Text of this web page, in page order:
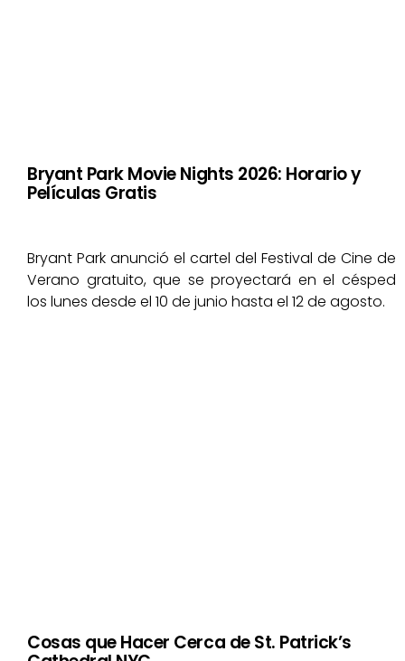
Bryant Park Movie Nights 2026: Horario y
Películas Gratis
Bryant Park anunció el cartel del Festival de Cine de
Verano gratuito, que se proyectará en el césped
los lunes desde el 10 de junio hasta el 12 de agosto.
Cosas que Hacer Cerca de St. Patrick’s